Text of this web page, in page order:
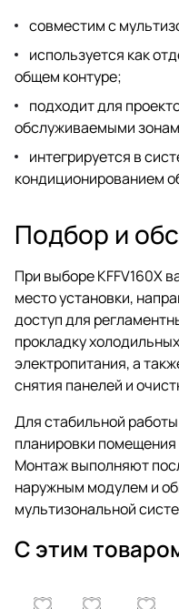
совместим с
используется как
общем контуре;
подходит для
обслуживаемыми
интегрируется в
кондиционированием
Подбор и
При выборе KFFV160X
место установки,
доступ для
прокладку
электропитания, а
снятия панелей и
Для стабильной
планировки
Монтаж выполняют
наружным модулем и
мультизональной
С этим